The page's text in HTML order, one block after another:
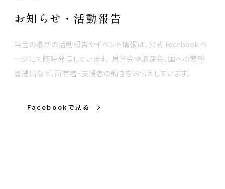
お知らせ・活動報告
当会の最新の活動報告やイベント情報は、公式 Facebook ペ
ージにて随時発信しています。 見学会や講演会、国への要望
書提出など、所有者・支援者の動きをお伝えしています。
Facebookで見る